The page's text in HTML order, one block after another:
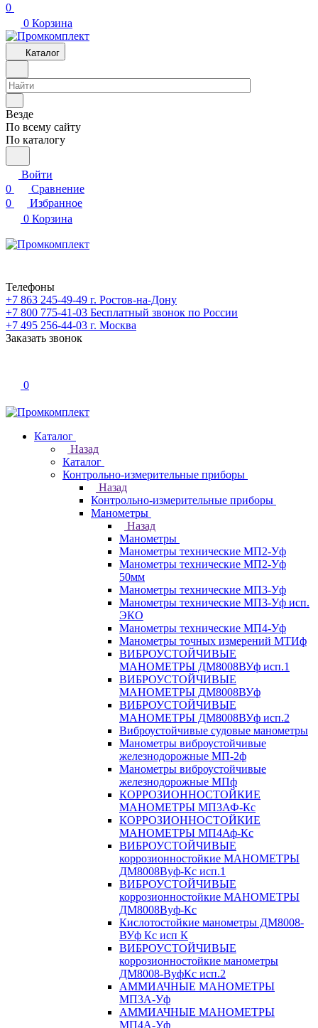
0
0 Корзина
Каталог
Везде
По всему сайту
По каталогу
Войти
0
Сравнение
0
Избранное
0 Корзина
Телефоны
+7 863 245-49-49 г. Ростов-на-Дону
+7 800 775-41-03 Бесплатный звонок по России
+7 495 256-44-03 г. Москва
Заказать звонок
0
Каталог
Назад
Каталог
Контрольно-измерительные приборы
Назад
Контрольно-измерительные приборы
Манометры
Назад
Манометры
Манометры технические МП2-Уф
Манометры технические МП2-Уф
50мм
Манометры технические МП3-Уф
Манометры технические МП3-Уф исп.
ЭКО
Манометры технические МП4-Уф
Манометры точных измерений МТИф
ВИБРОУСТОЙЧИВЫЕ
МАНОМЕТРЫ ДМ8008ВУф исп.1
ВИБРОУСТОЙЧИВЫЕ
МАНОМЕТРЫ ДМ8008ВУф
ВИБРОУСТОЙЧИВЫЕ
МАНОМЕТРЫ ДМ8008ВУф исп.2
Виброустойчивые судовые манометры
Манометры виброустойчивые
железнодорожные МП-2ф
Манометры виброустойчивые
железнодорожные МПф
КОРРОЗИОННОСТОЙКИЕ
МАНОМЕТРЫ МП3АФ-Кс
КОРРОЗИОННОСТОЙКИЕ
МАНОМЕТРЫ МП4Аф-Кс
ВИБРОУСТОЙЧИВЫЕ
коррозионностойкие МАНОМЕТРЫ
ДМ8008Вуф-Кс исп.1
ВИБРОУСТОЙЧИВЫЕ
коррозионностойкие МАНОМЕТРЫ
ДМ8008Вуф-Кс
Кислотостойкие манометры ДМ8008-
ВУф Кс исп К
ВИБРОУСТОЙЧИВЫЕ
коррозионностойкие манометры
ДМ8008-ВуфКс исп.2
АММИАЧНЫЕ МАНОМЕТРЫ
МП3А-Уф
АММИАЧНЫЕ МАНОМЕТРЫ
МП4А-Уф